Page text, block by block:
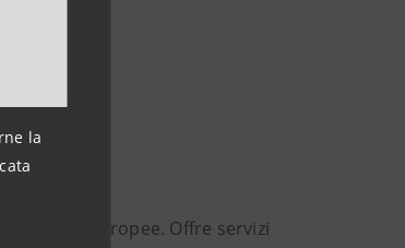
la
banche europee. Offre servizi